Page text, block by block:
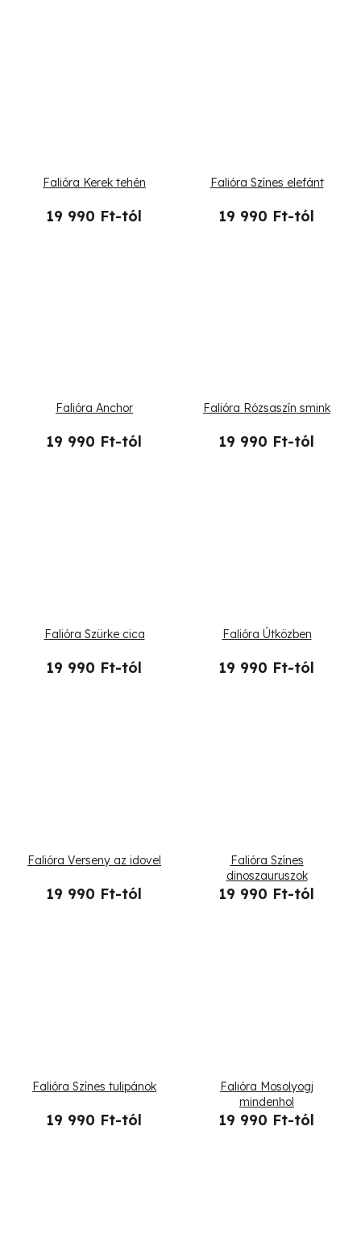
Falióra Kerek tehén
19 990 Ft-tól
Falióra Színes elefánt
19 990 Ft-tól
Falióra Anchor
19 990 Ft-tól
Falióra Rózsaszín smink
19 990 Ft-tól
Falióra Szürke cica
19 990 Ft-tól
Falióra Útközben
19 990 Ft-tól
Falióra Verseny az idovel
19 990 Ft-tól
Falióra Színes
dinoszauruszok
19 990 Ft-tól
Falióra Színes tulipánok
19 990 Ft-tól
Falióra Mosolyogj
mindenhol
19 990 Ft-tól